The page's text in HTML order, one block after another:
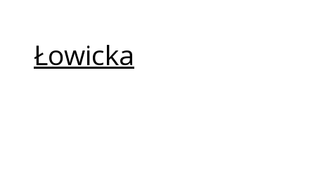
Łowicka